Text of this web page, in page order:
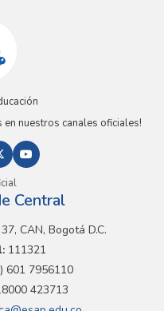
en nuestros canales oficiales!
Central
CAN, Bogotá D.C.
111321
601 7956110
423713